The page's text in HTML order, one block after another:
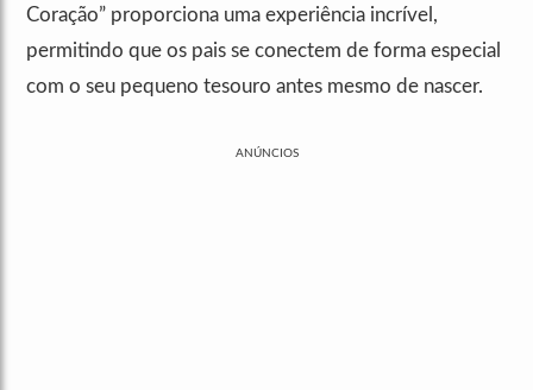
Coração” proporciona uma experiência incrível,
permitindo que os pais se conectem de forma especial
com o seu pequeno tesouro antes mesmo de nascer.
ANÚNCIOS